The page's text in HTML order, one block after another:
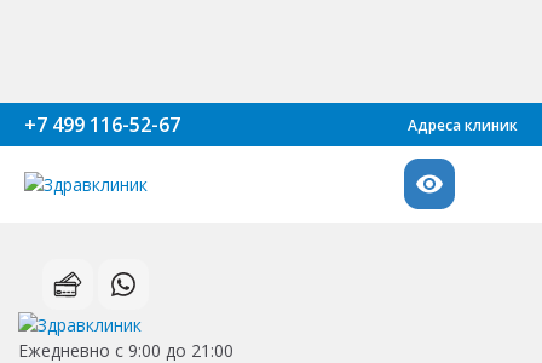
+7 499 116-52-67 Адреса клиник
Ежедневно с 9:00 до 21:00